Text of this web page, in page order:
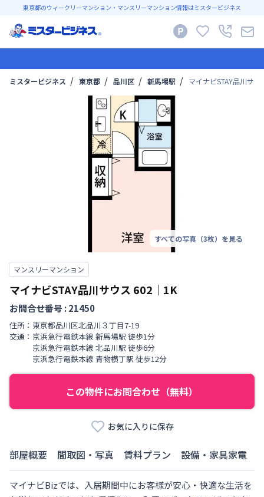
東京都のウィークリーマンション・マンスリーマンション情報はミスタービジネス
ミスタービジネス 東京都 品川区 新馬場駅 マイナビSTAY品川サ
すべての写真（3枚）を見る
マンスリーマンション
マイナビSTAY品川サウス 602 ｜ 1K
お問合せ番号 :21450
住所： 東京都品川区北品川 ３丁目7-19
交通： 京浜急行電鉄本線 新馬場駅 徒歩1分
京浜急行電鉄本線 北品川駅 徒歩6分
京浜急行電鉄本線 青物横丁駅 徒歩12分
この物件にお問合わせ（無料）
お気に入りに保存
部屋概要 間取図・写真 賃料プラン 設備・家具家電
マイナビBizでは、入居期間中にお客様が安心・快適な生活を